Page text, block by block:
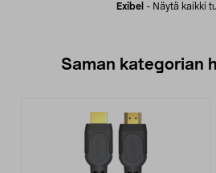
Exibel - Näytä kaikki
Saman kategorian